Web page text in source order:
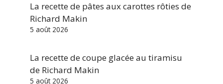
La recette de pâtes aux carottes rôties de
Richard Makin
5 août 2026
La recette de coupe glacée au tiramisu
de Richard Makin
5 août 2026